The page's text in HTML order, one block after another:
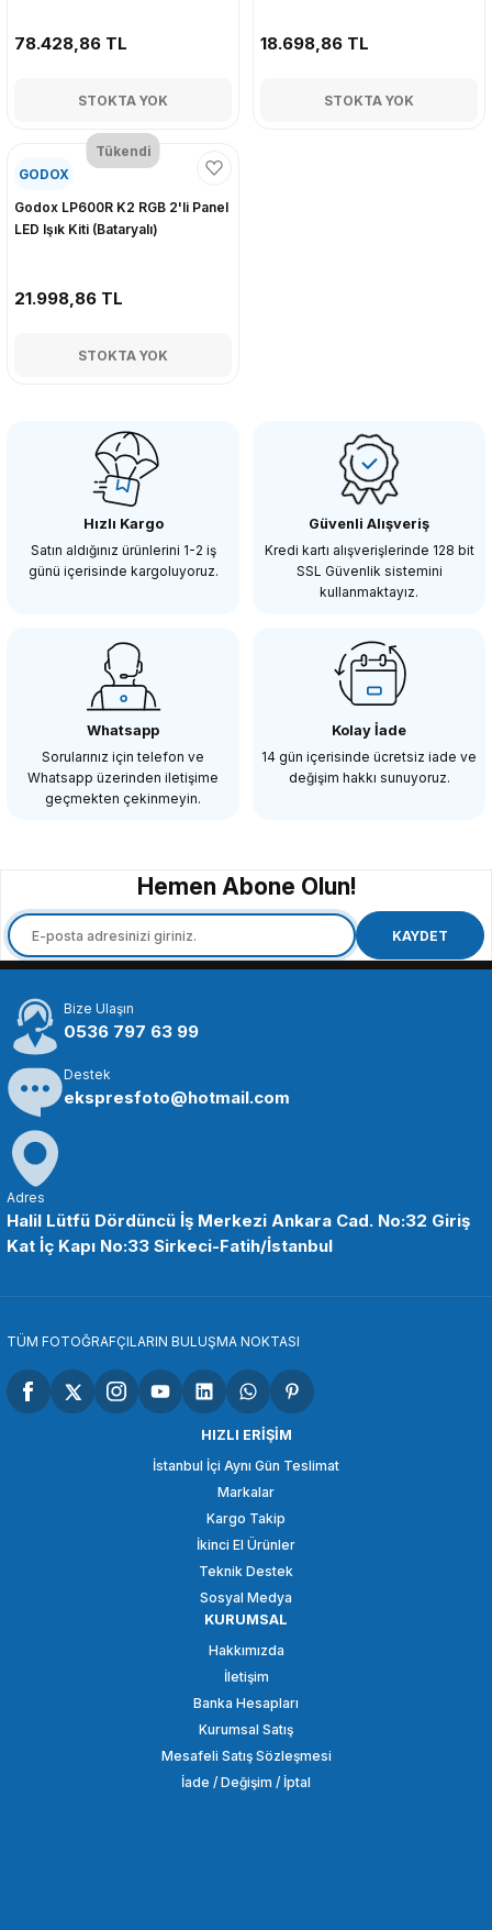
78.428,86 TL
STOKTA YOK
18.698,86 TL
STOKTA YOK
Tükendi
GODOX
Godox LP600R K2 RGB 2'li Panel
LED Işık Kiti (Bataryalı)
21.998,86 TL
STOKTA YOK
Hızlı Kargo
Satın aldığınız ürünlerini 1-2 iş
günü içerisinde kargoluyoruz.
Güvenli Alışveriş
Kredi kartı alışverişlerinde 128 bit
SSL Güvenlik sistemini
kullanmaktayız.
Whatsapp
Sorularınız için telefon ve
Whatsapp üzerinden iletişime
geçmekten çekinmeyin.
Kolay İade
14 gün içerisinde ücretsiz iade ve
değişim hakkı sunuyoruz.
Hemen Abone Olun!
KAYDET
Bize Ulaşın
0536 797 63 99
Destek
ekspresfoto@hotmail.com
Adres
Halil Lütfü Dördüncü İş Merkezi Ankara Cad. No:32 Giriş
Kat İç Kapı No:33 Sirkeci-Fatih/İstanbul
TÜM FOTOĞRAFÇILARIN BULUŞMA NOKTASI
HIZLI ERİŞİM
İstanbul İçi Aynı Gün Teslimat
Markalar
Kargo Takip
İkinci El Ürünler
Teknik Destek
Sosyal Medya
KURUMSAL
Hakkımızda
İletişim
Banka Hesapları
Kurumsal Satış
Mesafeli Satış Sözleşmesi
İade / Değişim / İptal